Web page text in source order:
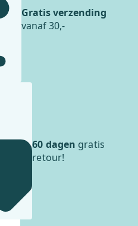
Gratis verzending
vanaf 30,-
60 dagen gratis
retour!